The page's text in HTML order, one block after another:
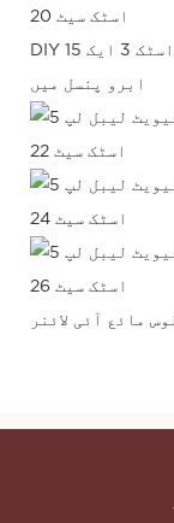
مائع دھندلا لپ اسٹک 3 ایک
ابرو پنسل میں
مائع آئی لائنر